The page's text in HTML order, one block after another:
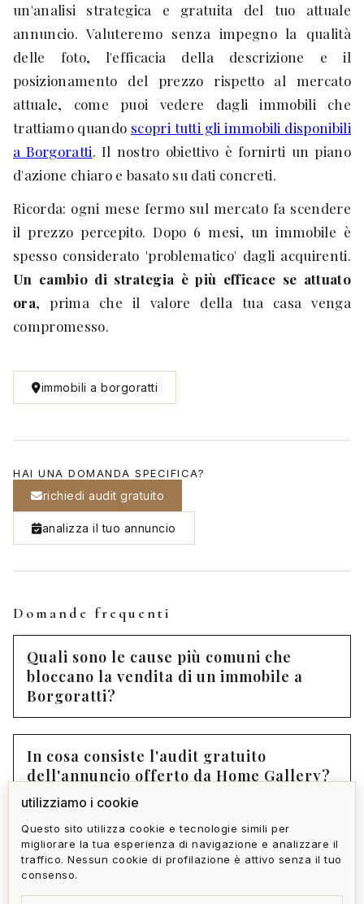
un'analisi strategica e gratuita del tuo attuale
annuncio. Valuteremo senza impegno la qualità
delle foto, l'efficacia della descrizione e il
posizionamento del prezzo rispetto al mercato
attuale, come puoi vedere dagli immobili che
trattiamo quando scopri tutti gli immobili disponibili
a Borgoratti. Il nostro obiettivo è fornirti un piano
d'azione chiaro e basato su dati concreti.
Ricorda: ogni mese fermo sul mercato fa scendere
il prezzo percepito. Dopo 6 mesi, un immobile è
spesso considerato 'problematico' dagli acquirenti.
Un cambio di strategia è più efficace se attuato
ora, prima che il valore della tua casa venga
compromesso.
immobili a borgoratti
HAI UNA DOMANDA SPECIFICA?
richiedi audit gratuito
analizza il tuo annuncio
Domande frequenti
Quali sono le cause più comuni che
bloccano la vendita di un immobile a
Borgoratti?
In cosa consiste l'audit gratuito
dell'annuncio offerto da Home Gallery?
Qual è il tempo medio di vendita di
Home Gallery dopo il cambio di
mandato?
utilizziamo i cookie
Questo sito utilizza cookie e tecnologie simili per
migliorare la tua esperienza di navigazione e analizzare il
traffico. Nessun cookie di profilazione è attivo senza il tuo
consenso.